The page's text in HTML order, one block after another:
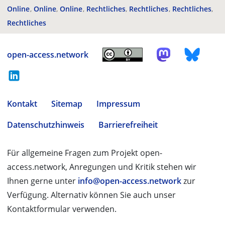
Online Online Online Rechtliches Rechtliches Rechtliches
Rechtliches
open-access.network
Kontakt Sitemap
Impressum
Datenschutzhinweis
Barrierefreiheit
Für allgemeine Fragen zum Projekt open-
access.network, Anregungen und Kritik stehen wir
Ihnen gerne unter info@open-access.networkzur
Verfügung. Alternativ können Sie auch unser
Kontaktformular verwenden.